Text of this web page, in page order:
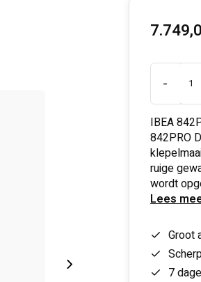
-
IBEA
842PRO
ruige
wordt
Lees
Groot
7